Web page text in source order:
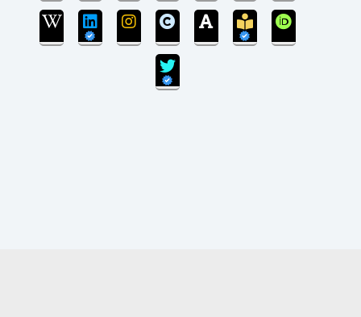
بروزرسانی سایت پایان یافته است و سایت در مرحله
انتقال پایگاه داده می‌باشد.